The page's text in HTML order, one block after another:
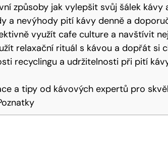
způsoby jak vylepšit svůj šálek
a nevýhody pití kávy denně a
využít cafe culture a navštívit
relaxační rituál s kávou a dopřát si
recyclingu a udržitelnosti při pití
a tipy od kávových expertů pro